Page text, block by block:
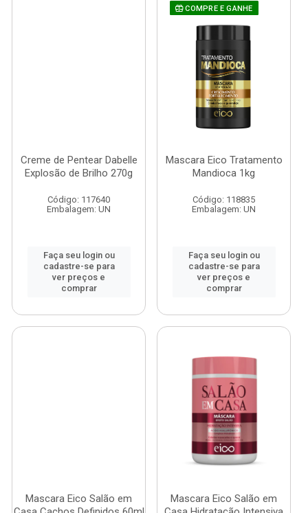
Creme de Pentear Dabelle
Explosão de Brilho 270g
Código: 117640
Embalagem: UN
Faça seu login ou
cadastre-se para
ver preços e
comprar
COMPRE E GANHE
Mascara Eico Tratamento
Mandioca 1kg
Código: 118835
Embalagem: UN
Faça seu login ou
cadastre-se para
ver preços e
comprar
Mascara Eico Salão em
Mascara Eico Salão em